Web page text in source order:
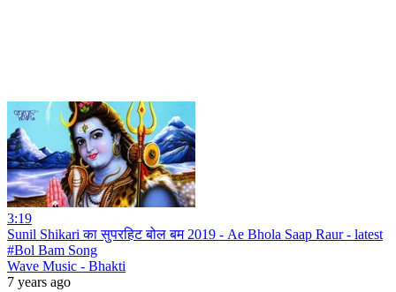
3:19
Sunil Shikari का सुपरहिट बोल बम 2019 - Ae Bhola Saap Raur - latest
#Bol Bam Song
Wave Music - Bhakti
7 years ago